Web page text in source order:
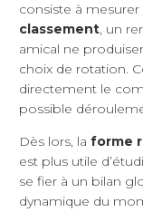
consiste à mesurer
classement, un
amical ne
choix de rotation.
directement le
possible
Dès lors, la forme
est plus utile
se fier à un bilan
dynamique du